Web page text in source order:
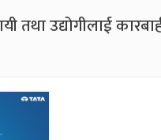
तथा उद्योगीलाई